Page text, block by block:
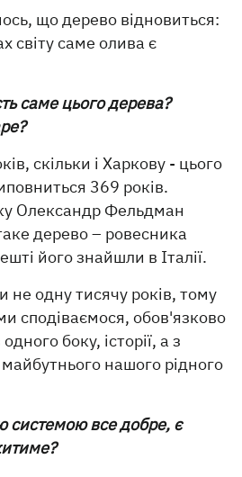
що дерево відновиться:
світу саме олива є
саме цього дерева?
скільки і Харкову - цього
369 років.
Олександр Фельдман
дерево – ровесника
його знайшли в Італії.
одну тисячу років, тому
сподіваємося, обов'язково
боку, історії, а з
нашого рідного
системою все добре, є